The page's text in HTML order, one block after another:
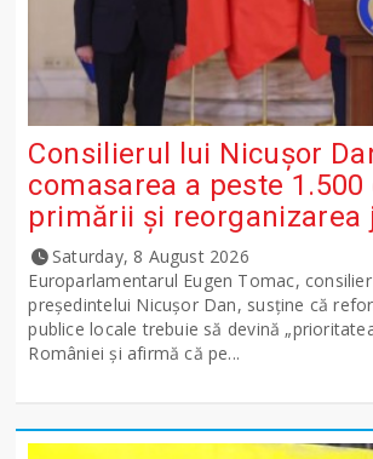
Consilierul lui Nicușor
comasarea a peste 1.500
primării și reorganizarea
Saturday, 8 August 2026
Europarlamentarul Eugen Tomac,
președintelui Nicușor Dan, susține că
publice locale trebuie să devină
României și afirmă că pe...